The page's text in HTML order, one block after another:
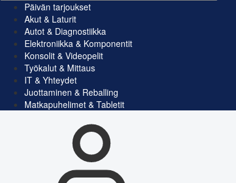
Päivän tarjoukset
Akut & Laturit
Autot & Diagnostiikka
Elektroniikka & Komponentit
Konsolit & Videopelit
Työkalut & Mittaus
IT & Yhteydet
Juottaminen & Reballing
Matkapuhelimet & Tabletit